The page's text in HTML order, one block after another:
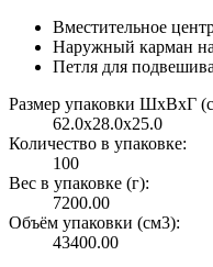
Вместительное
Наружный карман
Петля для
Размер упаковки ШxВxГ
62.0x28.0x25.0
Количество в упаковке:
100
Вес в упаковке (г):
7200.00
Объём упаковки (см3):
43400.00